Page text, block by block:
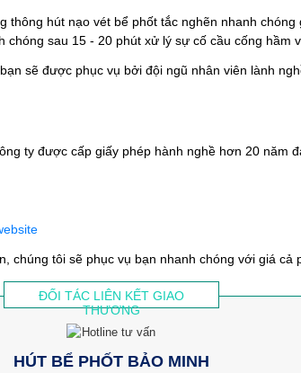
thông hút nạo vét bể phốt tắc nghẽn nhanh
sau 15 - 20 phút xử lý sự cố cầu cống hầm
sẽ được phục vụ bởi đội ngũ nhân viên lành
ty được cấp giấy phép hành nghề hơn 20 năm
chúng tôi sẽ phục vụ bạn nhanh chóng với giá cả
ĐỐI TÁC LIÊN KẾT GIAO
THƯƠNG
HÚT BỂ PHỐT BẢO MINH